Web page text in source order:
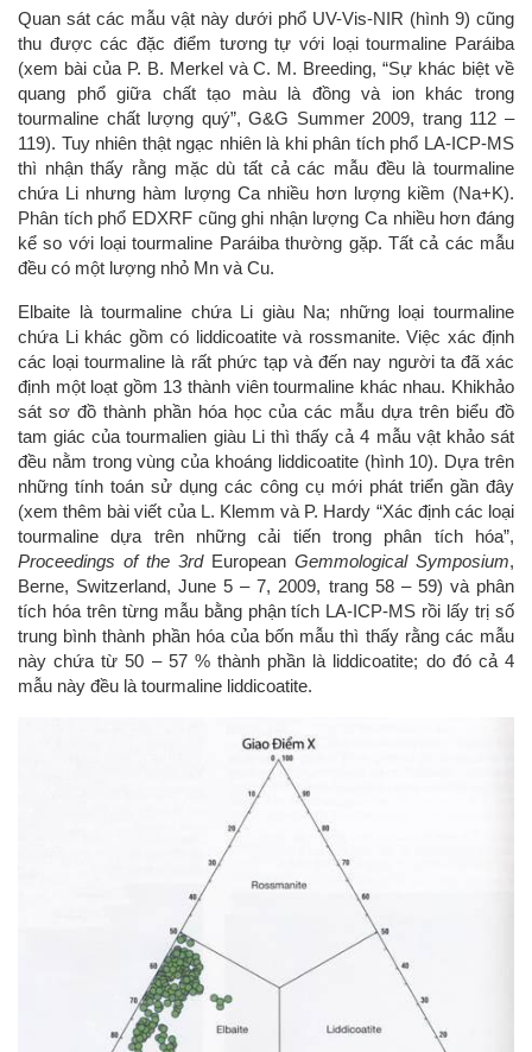
Quan sát các mẫu vật này dưới phổ UV-Vis-NIR (hình 9) cũng
thu được các đặc điểm tương tự với loại tourmaline Paráiba
(xem bài của P. B. Merkel và C. M. Breeding, “Sự khác biệt về
quang phổ giữa chất tạo màu là đồng và ion khác trong
tourmaline chất lượng quý”, G&G Summer 2009, trang 112 –
119). Tuy nhiên thật ngạc nhiên là khi phân tích phổ LA-ICP-MS
thì nhận thấy rằng mặc dù tất cả các mẫu đều là tourmaline
chứa Li nhưng hàm lượng Ca nhiều hơn lượng kiềm (Na+K).
Phân tích phổ EDXRF cũng ghi nhận lượng Ca nhiều hơn đáng
kể so với loại tourmaline Paráiba thường gặp. Tất cả các mẫu
đều có một lượng nhỏ Mn và Cu.
Elbaite là tourmaline chứa Li giàu Na; những loại tourmaline
chứa Li khác gồm có liddicoatite và rossmanite. Việc xác định
các loại tourmaline là rất phức tạp và đến nay người ta đã xác
định một loạt gồm 13 thành viên tourmaline khác nhau. Khikhảo
sát sơ đồ thành phần hóa học của các mẫu dựa trên biểu đồ
tam giác của tourmalien giàu Li thì thấy cả 4 mẫu vật khảo sát
đều nằm trong vùng của khoáng liddicoatite (hình 10). Dựa trên
những tính toán sử dụng các công cụ mới phát triển gần đây
(xem thêm bài viết của L. Klemm và P. Hardy “Xác định các loại
tourmaline dựa trên những cải tiến trong phân tích hóa”,
Proceedings of the 3rdEuropean Gemmological Symposium,
Berne, Switzerland, June 5 – 7, 2009, trang 58 – 59) và phân
tích hóa trên từng mẫu bằng phận tích LA-ICP-MS rồi lấy trị số
trung bình thành phần hóa của bốn mẫu thì thấy rằng các mẫu
này chứa từ 50 – 57 % thành phần là liddicoatite; do đó cả 4
mẫu này đều là tourmaline liddicoatite.